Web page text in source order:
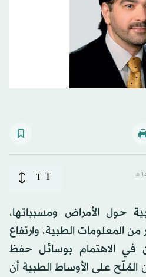
T
T
حول الأمراض ومسبباتها،
من المعلومات الطبية، وارتفاع
الاهتمام بوسائل حفظ
على الأوساط الطبية أن